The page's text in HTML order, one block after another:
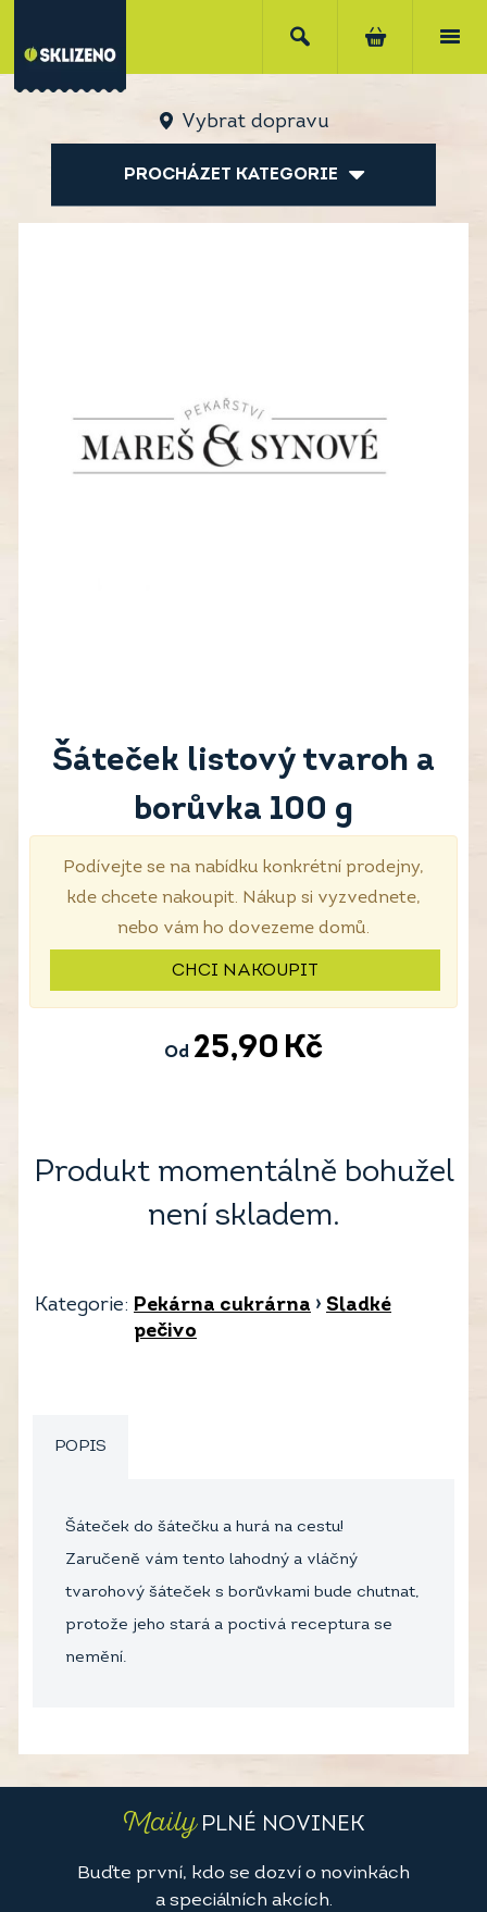
Vybrat dopravu
PROCHÁZET KATEGORIE
Šáteček listový tvaroh a
borůvka 100 g
Podívejte se na nabídku konkrétní prodejny,
kde chcete nakoupit. Nákup si vyzvednete,
nebo vám ho dovezeme domů.
CHCI NAKOUPIT
Od 25,90 Kč
Produkt momentálně bohužel
není skladem.
Kategorie: Pekárna cukrárna › Sladké
pečivo
POPIS
Šáteček do šátečku a hurá na cestu!
Zaručeně vám tento lahodný a vláčný
tvarohový šáteček s borůvkami bude chutnat,
protože jeho stará a poctivá receptura se
nemění.
MailyPLNÉ NOVINEK
Buďte první, kdo se dozví o novinkách
a speciálních akcích.